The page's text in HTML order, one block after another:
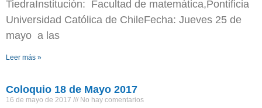
TiedraInstitución: Facultad de matemática,Pontificia
Universidad Católica de ChileFecha: Jueves 25 de
mayo a las
Leer más »
Coloquio 18 de Mayo 2017
16 de mayo de 2017 No hay comentarios